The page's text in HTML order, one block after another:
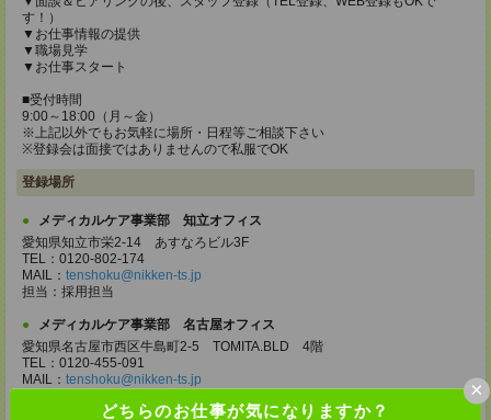
どちらのお仕事が気になりますか？
×
す！）
▼お仕事情報の提供
▼職場見学
▼お仕事スタート
■受付時間
9:00～18:00（月～金）
※上記以外でもお気軽に場所・日程等ご相談下さい
※登録会は面接ではありませんので私服でOK
登録場所
メディカルケア事業部 知立オフィス
愛知県知立市栄2-14 あすなろビル3F
TEL：0120-802-174
MAIL： tenshoku@nikken-ts.jp
担当：採用担当
メディカルケア事業部 名古屋オフィス
愛知県名古屋市西区牛島町2-5 TOMITA.BLD 4階
TEL：0120-455-091
MAIL： tenshoku@nikken-ts.jp